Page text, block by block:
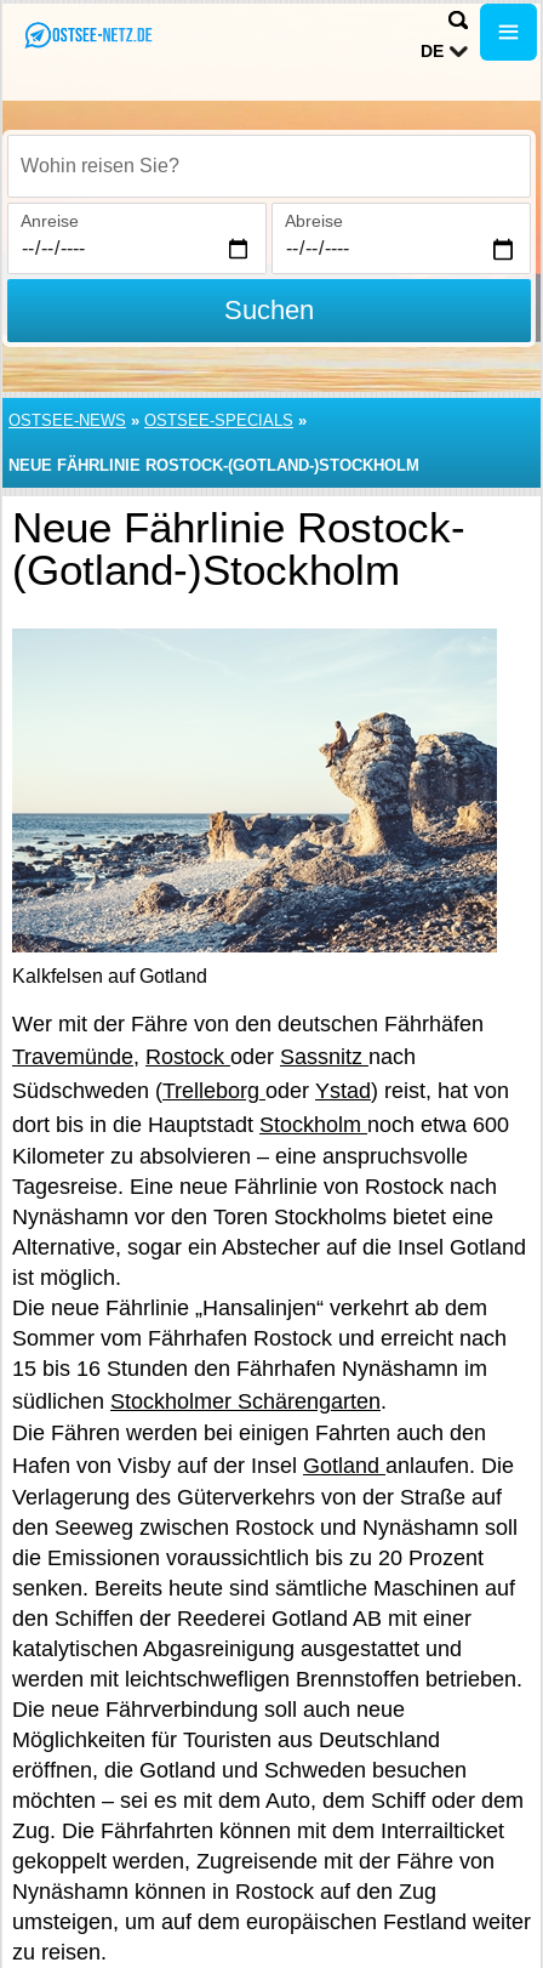
DE
Wohin reisen Sie?
Anreise Abreise
Suchen
OSTSEE-NEWS » OSTSEE-SPECIALS »
NEUE FÄHRLINIE ROSTOCK-(GOTLAND-)STOCKHOLM
Neue Fährlinie Rostock-
(Gotland-)Stockholm
Kalkfelsen auf Gotland
Wer mit der Fähre von den deutschen Fährhäfen
Travemünde, Rostock oder Sassnitz nach
Südschweden (Trelleborg oder Ystad) reist, hat von
dort bis in die Hauptstadt Stockholm noch etwa 600
Kilometer zu absolvieren – eine anspruchsvolle
Tagesreise. Eine neue Fährlinie von Rostock nach
Nynäshamn vor den Toren Stockholms bietet eine
Alternative, sogar ein Abstecher auf die Insel Gotland
ist möglich.
Die neue Fährlinie „Hansalinjen“ verkehrt ab dem
Sommer vom Fährhafen Rostock und erreicht nach
15 bis 16 Stunden den Fährhafen Nynäshamn im
südlichen Stockholmer Schärengarten.
Die Fähren werden bei einigen Fahrten auch den
Hafen von Visby auf der Insel Gotland anlaufen. Die
Verlagerung des Güterverkehrs von der Straße auf
den Seeweg zwischen Rostock und Nynäshamn soll
die Emissionen voraussichtlich bis zu 20 Prozent
senken. Bereits heute sind sämtliche Maschinen auf
den Schiffen der Reederei Gotland AB mit einer
katalytischen Abgasreinigung ausgestattet und
werden mit leichtschwefligen Brennstoffen betrieben.
Die neue Fährverbindung soll auch neue
Möglichkeiten für Touristen aus Deutschland
eröffnen, die Gotland und Schweden besuchen
möchten – sei es mit dem Auto, dem Schiff oder dem
Zug. Die Fährfahrten können mit dem Interrailticket
gekoppelt werden, Zugreisende mit der Fähre von
Nynäshamn können in Rostock auf den Zug
umsteigen, um auf dem europäischen Festland weiter
zu reisen.